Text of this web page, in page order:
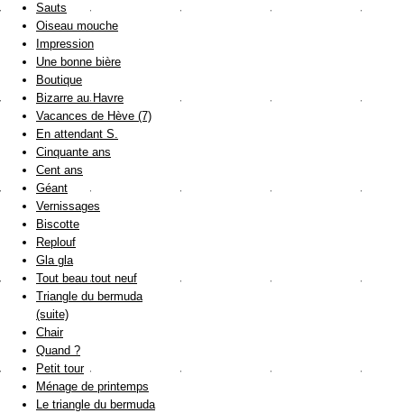
Sauts
Oiseau mouche
Impression
Une bonne bière
Boutique
Bizarre au Havre
Vacances de Hève (7)
En attendant S.
Cinquante ans
Cent ans
Géant
Vernissages
Biscotte
Replouf
Gla gla
Tout beau tout neuf
Triangle du bermuda
(suite)
Chair
Quand ?
Petit tour
Ménage de printemps
Le triangle du bermuda